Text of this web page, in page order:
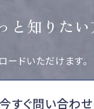
と知りたい
ドいただけます。
今すぐ問い合わ